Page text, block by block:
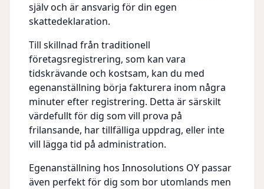
själv och är ansvarig för din egen
skattedeklaration.
Till skillnad från traditionell
företagsregistrering, som kan vara
tidskrävande och kostsam, kan du med
egenanställning börja fakturera inom några
minuter efter registrering. Detta är särskilt
värdefullt för dig som vill prova på
frilansande, har tillfälliga uppdrag, eller inte
vill lägga tid på administration.
Egenanställning hos Innosolutions OY passar
även perfekt för dig som bor utomlands men